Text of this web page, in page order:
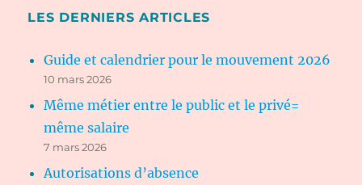
LES DERNIERS ARTICLES
Guide et calendrier pour le mouvement 2026
10 mars 2026
Même métier entre le public et le privé=
même salaire
7 mars 2026
Autorisations d’absence